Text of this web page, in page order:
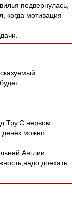
подвернулась,
когда мотивация
нервом.
денёк можно
Англии.
доехать